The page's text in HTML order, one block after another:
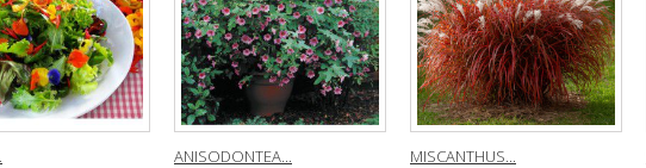
ANISODONTEA... MISCANTHUS...